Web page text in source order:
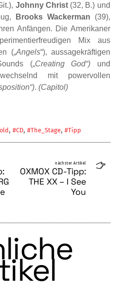
Johnny Christ (32, B.) und
Brooks Wackerman (39),
Anfängen. Die Amerikaner
Mix aus
(„Angels“), aussagekräftigen
(„Creating God“) und
mit power­vollen
.(Capitol)
,#CD,#The_Stage,#Tipp
nächster Artikel
OXMOX CD-Tipp:
THE XX – I See
You